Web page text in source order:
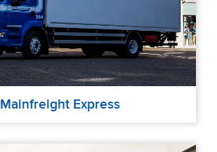
Mainfreight Express